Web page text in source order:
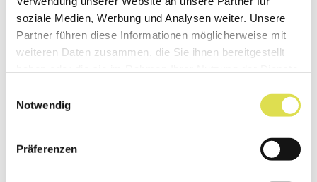
soziale Medien, Werbung und Analysen weiter. Unsere
Partner führen diese Informationen möglicherweise mit
weiteren Daten zusammen, die Sie ihnen bereitgestellt
Notwendig
Präferenzen
Unser Newsletter versorgt dich mit
spannenden Neuigkeiten aus der Welt der
Naturwissenschaft und Technik.
Jetzt anmelden